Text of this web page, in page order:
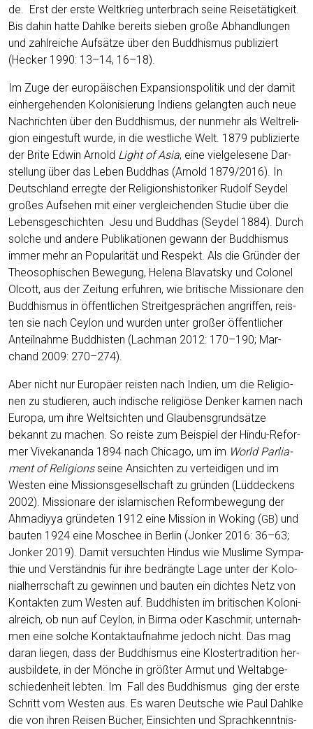
de. Erst der ers­te Welt­krieg unter­brach sei­ne Rei­se­tä­tig­keit.
Bis dahin hat­te Dah­l­ke bereits sie­ben gro­ße Abhand­lun­gen
und zahl­rei­che Auf­sät­ze über den Bud­dhis­mus publi­ziert
(Hecker 1990: 13–14, 16–18).
Im Zuge der euro­päi­schen Expan­si­ons­po­li­tik und der damit
ein­her­ge­hen­den Kolo­ni­sie­rung Indi­ens gelang­ten auch neue
Nach­rich­ten über den Bud­dhis­mus, der nun­mehr als Welt­re­li­
gi­on ein­ge­stuft wur­de, in die west­li­che Welt. 1879 publi­zier­te
der Bri­te Edwin Arnold Light of Asia, eine viel­ge­le­se­ne Dar­
stel­lung über das Leben Bud­dhas (Arnold 1879/2016). In
Deutsch­land erreg­te der Reli­gi­ons­his­to­ri­ker Rudolf Sey­del
gro­ßes Auf­se­hen mit einer ver­glei­chen­den Stu­die über die
Lebens­ge­schich­ten Jesu und Bud­dhas (Sey­del 1884). Durch
sol­che und ande­re Publi­ka­tio­nen gewann der Bud­dhis­mus
immer mehr an Popu­la­ri­tät und Respekt. Als die Grün­der der
Theo­so­phi­schen Bewe­gung, Hele­na Blava­ts­ky und Colo­nel
Olcott, aus der Zei­tung erfuh­ren, wie bri­ti­sche Mis­sio­na­re den
Bud­dhis­mus in öffent­li­chen Streit­ge­sprä­chen angrif­fen, reis­
ten sie nach Cey­lon und wur­den unter gro­ßer öffent­li­cher
Anteil­nah­me Bud­dhis­ten (Lach­man 2012: 170–190; Mar­
chand 2009: 270–274).
Aber nicht nur Euro­pä­er reis­ten nach Indi­en, um die Reli­gio­
nen zu stu­die­ren, auch indi­sche reli­giö­se Den­ker kamen nach
Euro­pa, um ihre Welt­sich­ten und Glau­bens­grund­sät­ze
bekannt zu machen. So reis­te zum Bei­spiel der Hin­du-Refor­
mer Vive­ka­nan­da 1894 nach Chi­ca­go, um im World Par­lia­
ment of Reli­gi­onssei­ne Ansich­ten zu ver­tei­di­gen und im
Wes­ten eine Mis­si­ons­ge­sell­schaft zu grün­den (Lüd­de­ckens
2002). Mis­sio­na­re der isla­mi­schen Reform­be­we­gung der
Ahma­di­y­ya grün­de­ten 1912 eine Mis­si­on in Woking (GB) und
bau­ten 1924 eine Moschee in Ber­lin (Jon­ker 2016: 36–63;
Jon­ker 2019). Damit ver­such­ten Hin­dus wie Mus­li­me Sym­pa­
thie und Ver­ständ­nis für ihre bedräng­te Lage unter der Kolo­
ni­al­herr­schaft zu gewin­nen und bau­ten ein dich­tes Netz von
Kon­tak­ten zum Wes­ten auf. Bud­dhis­ten im bri­ti­schen Kolo­ni­
al­reich, ob nun auf Cey­lon, in Bir­ma oder Kasch­mir, unter­nah­
men eine sol­che Kon­takt­auf­nah­me jedoch nicht. Das mag
dar­an lie­gen, dass der Bud­dhis­mus eine Klos­ter­tra­di­ti­on her­
aus­bil­de­te, in der Mön­che in größ­ter Armut und Welt­ab­ge­
schie­den­heit leb­ten. Im Fall des Bud­dhis­mus ging der ers­te
Schritt vom Wes­ten aus. Es waren Deut­sche wie Paul Dah­l­ke
die von ihren Rei­sen Bücher, Ein­sich­ten und Sprach­kennt­nis­